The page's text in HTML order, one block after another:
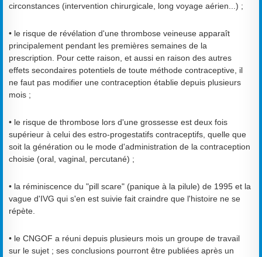
circonstances (intervention chirurgicale, long voyage aérien...) ;
• le risque de révélation d'une thrombose veineuse apparaît
principalement pendant les premières semaines de la
prescription. Pour cette raison, et aussi en raison des autres
effets secondaires potentiels de toute méthode contraceptive, il
ne faut pas modifier une contraception établie depuis plusieurs
mois ;
• le risque de thrombose lors d'une grossesse est deux fois
supérieur à celui des estro‐progestatifs contraceptifs, quelle que
soit la génération ou le mode d'administration de la contraception
choisie (oral, vaginal, percutané) ;
• la réminiscence du "pill scare" (panique à la pilule) de 1995 et la
vague d'IVG qui s'en est suivie fait craindre que l'histoire ne se
répète.
• le CNGOF a réuni depuis plusieurs mois un groupe de travail
sur le sujet ; ses conclusions pourront être publiées après un